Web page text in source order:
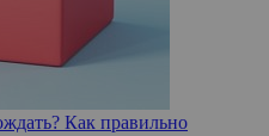
Как правильно